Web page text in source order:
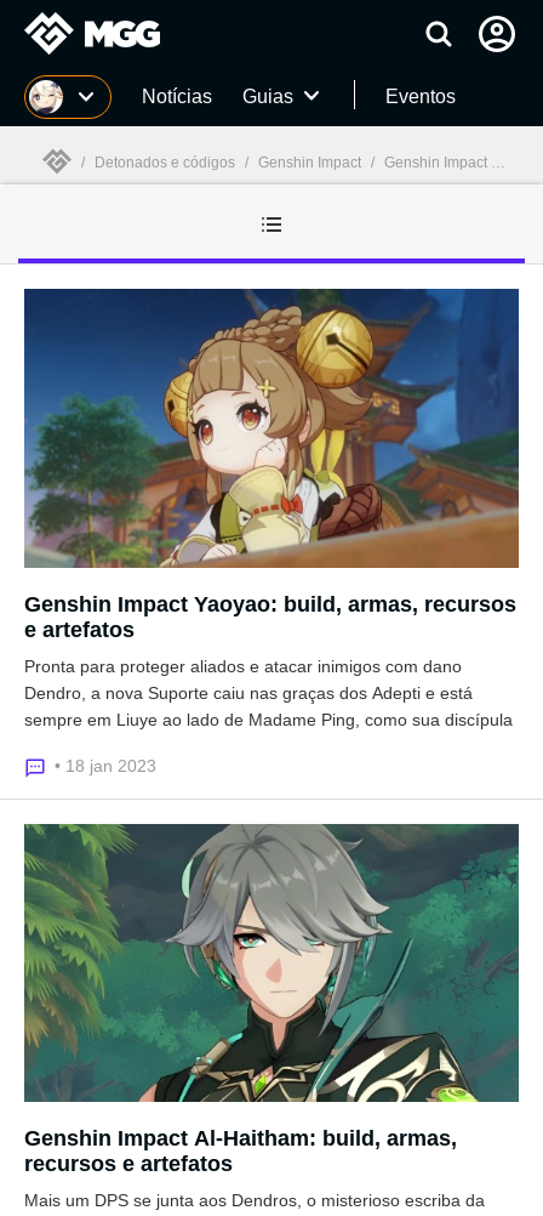
Millenium Notícias Guias Eventos
/ Detonados e códigos / Genshin Impact / Genshin Impact guias
Genshin Impact Yaoyao: build, armas, recursos
e artefatos
Pronta para proteger aliados e atacar inimigos com dano
Dendro, a nova Suporte caiu nas graças dos Adepti e está
sempre em Liuye ao lado de Madame Ping, como sua discípula
• 18 jan 2023
Genshin Impact Al-Haitham: build, armas,
recursos e artefatos
Mais um DPS se junta aos Dendros, o misterioso escriba da